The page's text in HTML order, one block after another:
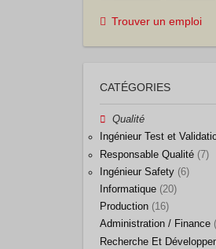
Trouver un emploi
CATÉGORIES
Qualité
Ingénieur Test et
Responsable Qualité (7)
Ingénieur Safety (6)
Informatique (20)
Production (16)
Administration / Finance
Recherche Et